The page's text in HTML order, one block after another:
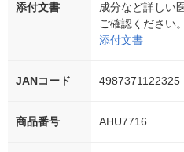
添付文書
成分など詳しい
ご確認ください。
添付文書
JANコード 4987371122325
商品番号 AHU7716